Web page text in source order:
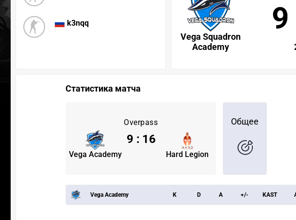
k3nqq
Vega Squadron
Academy
9
Статистика матча
Overpass
Vega Academy Hard Legion
9 : 16
Общее
Vega Academy K D A +/- KAST